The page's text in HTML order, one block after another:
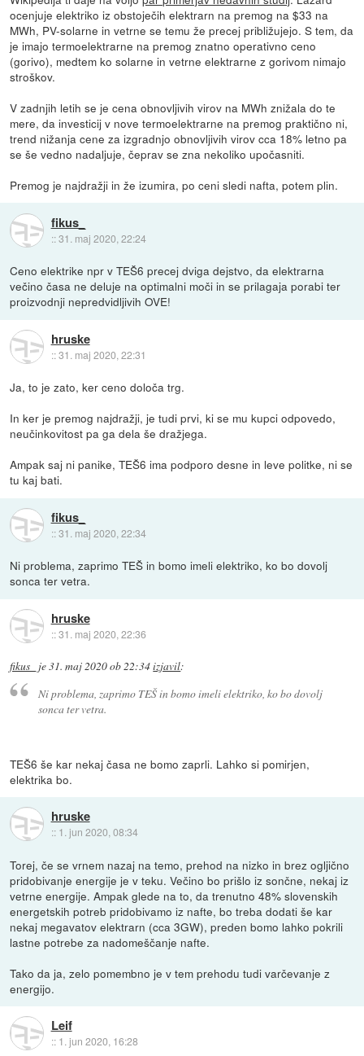
ocenjuje elektriko iz obstoječih elektrarn na premog na $33 na
MWh, PV-solarne in vetrne se temu že precej približujejo. S tem, da
je imajo termoelektrarne na premog znatno operativno ceno
(gorivo), medtem ko solarne in vetrne elektrarne z gorivom nimajo
stroškov.
V zadnjih letih se je cena obnovljivih virov na MWh znižala do te
mere, da investicij v nove termoelektrarne na premog praktično ni,
trend nižanja cene za izgradnjo obnovljivih virov cca 18% letno pa
se še vedno nadaljuje, čeprav se zna nekoliko upočasniti.
Premog je najdražji in že izumira, po ceni sledi nafta, potem plin.
fikus_
::31. maj 2020, 22:24
Ceno elektrike npr v TEŠ6 precej dviga dejstvo, da elektrarna
večino časa ne deluje na optimalni moči in se prilagaja porabi ter
proizvodnji nepredvidljivih OVE!
hruske
::31. maj 2020, 22:31
Ja, to je zato, ker ceno določa trg.
In ker je premog najdražji, je tudi prvi, ki se mu kupci odpovedo,
neučinkovitost pa ga dela še dražjega.
Ampak saj ni panike, TEŠ6 ima podporo desne in leve politke, ni se
tu kaj bati.
fikus_
::31. maj 2020, 22:34
Ni problema, zaprimo TEŠ in bomo imeli elektriko, ko bo dovolj
sonca ter vetra.
hruske
::31. maj 2020, 22:36
fikus_ je31. maj 2020 ob 22:34izjavil:
Ni problema, zaprimo TEŠ in bomo imeli elektriko, ko bo dovolj
sonca ter vetra.
TEŠ6 še kar nekaj časa ne bomo zaprli. Lahko si pomirjen,
elektrika bo.
hruske
:: 1. jun 2020, 08:34
Torej, če se vrnem nazaj na temo, prehod na nizko in brez ogljično
pridobivanje energije je v teku. Večino bo prišlo iz sončne, nekaj iz
vetrne energije. Ampak glede na to, da trenutno 48% slovenskih
energetskih potreb pridobivamo iz nafte, bo treba dodati še kar
nekaj megavatov elektrarn (cca 3GW), preden bomo lahko pokrili
lastne potrebe za nadomeščanje nafte.
Tako da ja, zelo pomembno je v tem prehodu tudi varčevanje z
energijo.
Leif
:: 1. jun 2020, 16:28